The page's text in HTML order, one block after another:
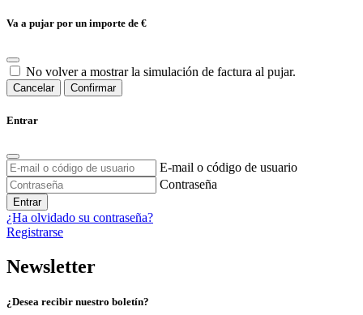
Va a pujar por un importe de €
No volver a mostrar la simulación de factura al pujar.
Cancelar Confirmar
Entrar
E-mail o código de usuario
Contraseña
Entrar
¿Ha olvidado su contraseña?
Registrarse
Newsletter
¿Desea recibir nuestro boletín?